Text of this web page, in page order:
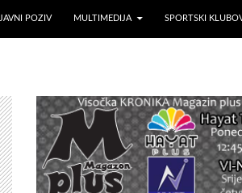
JAVNI POZIV MULTIMEDIJA SPORTSKI